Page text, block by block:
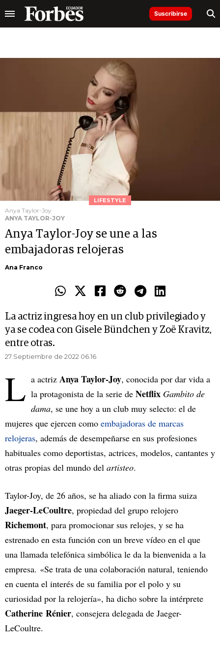
Suscribirse
LIFESTYLE
Anya Taylor-Joy
ANYA TAYLOR-JOY
Anya Taylor-Joy se une a las
embajadoras relojeras
Ana Franco
La actriz ingresa hoy en un club privilegiado y
ya se codea con Gisele Bündchen y Zoë Kravitz,
entre otras.
27 Septiembre de 2022 06.16
L a actriz Anya Taylor-Joy, conocida por dar vida a
la protagonista de la serie de Netflix Gambito de
dama, se une hoy a un club muy selecto: el de
mujeres que ejercen como embajadoras de marcas
relojeras, además de desempeñarse en sus profesiones
habituales como deportistas, actrices, modelos, cantantes y
otras propias del mundo del artisteo.
Taylor-Joy, de 26 años, se ha aliado con la firma suiza
Jaeger-LeCoultre, propiedad del grupo relojero
Richemont, para promocionar sus relojes, y se ha
estrenado en esta función con un breve vídeo en el que
una llamada telefónica simbólica le da la bienvenida a la
empresa. «Se trata de una colaboración natural, teniendo
en cuenta el interés de su familia por el polo y su
curiosidad por la relojería», ha dicho sobre la intérprete
Catherine Rénier, consejera delegada de Jaeger-
LeCoultre.